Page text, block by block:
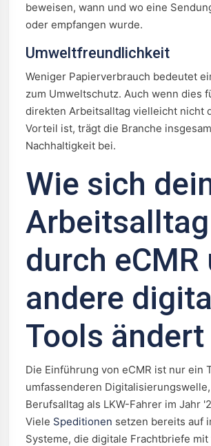
beweisen, wann und wo eine
oder empfangen wurde.
Umweltfreundlichkeit
Weniger Papierverbrauch bedeutet
zum Umweltschutz. Auch wenn dies
direkten Arbeitsalltag vielleicht nicht
Vorteil ist, trägt die Branche
Nachhaltigkeit bei.
Wie sich
Arbeitsalltag
durch eCMR
andere
Tools ändert
Die Einführung von eCMR ist nur ein
umfassenderen
Berufsalltag als LKW-Fahrer im Jahr
Viele Speditionen setzen bereits auf
Systeme, die digitale Frachtbriefe